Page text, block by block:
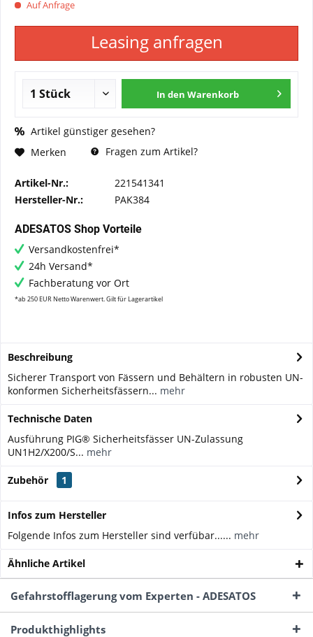
Auf Anfrage
Leasing anfragen
In den Warenkorb
Artikel günstiger gesehen?
Merken
Fragen zum Artikel?
Artikel-Nr.:
221541341
Hersteller-Nr.:
PAK384
ADESATOS Shop Vorteile
Versandkostenfrei*
24h Versand*
Fachberatung vor Ort
*ab 250 EUR Netto Warenwert. Gilt für Lagerartikel
Beschreibung
Sicherer Transport von Fässern und Behältern in robusten UN-
konformen Sicherheitsfässern... mehr
Technische Daten
Ausführung PIG® Sicherheitsfässer UN-Zulassung
UN1H2/X200/S... mehr
Zubehör 1
Infos zum Hersteller
Folgende Infos zum Hersteller sind verfübar...... mehr
Ähnliche Artikel
Gefahrstofflagerung vom Experten - ADESATOS
Produkthighlights